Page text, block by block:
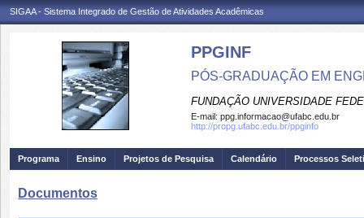
SIGAA - Sistema Integrado de Gestão de Atividades Acadêmicas
PPGINF
PÓS-GRADUAÇÃO EM
FUNDAÇÃO UNIVERSIDADE
E-mail: ppg.informacao@ufabc.edu.br
http://propg.ufabc.edu.br/ppginfo
Programa Ensino Projetos de Pesquisa Calendário Processos
Documentos